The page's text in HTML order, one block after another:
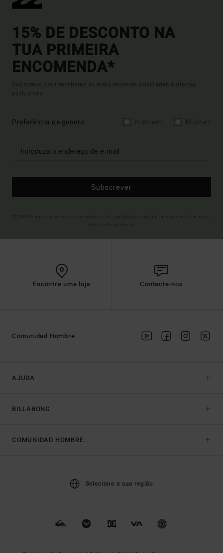
15% DE DESCONTO NA
TUA PRIMEIRA
ENCOMENDA*
Subscreve para receberes as mais recentes novidades e ofertas
exclusivas.
Preferência de género
Subscrever
Encontre uma loja Contacte-nos
AJUDA
BILLABONG
Comunidad Hombre
COMUNIDAD HOMBRE
Selecione a sua região